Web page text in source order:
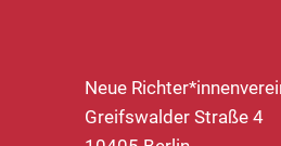
Neue
Greifswalder Straße 4